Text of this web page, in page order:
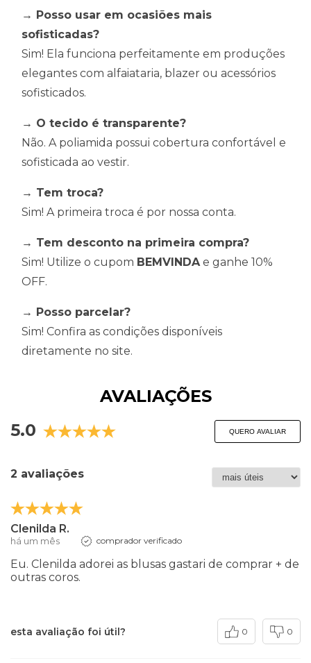
→ Posso usar em ocasiões mais
sofisticadas?
Sim! Ela funciona perfeitamente em produções
elegantes com alfaiataria, blazer ou acessórios
sofisticados.
→ O tecido é transparente?
Não. A poliamida possui cobertura confortável e
sofisticada ao vestir.
→ Tem troca?
Sim! A primeira troca é por nossa conta.
→ Tem desconto na primeira compra?
Sim! Utilize o cupom BEMVINDAe ganhe 10%
OFF.
→ Posso parcelar?
Sim! Confira as condições disponíveis
diretamente no site.
AVALIAÇÕES
5.0
QUERO AVALIAR
2 avaliações
Clenilda R.
há um mês comprador verificado
Eu. Clenilda adorei as blusas gastari de comprar + de
outras coros.
esta avaliação foi útil? 0 0